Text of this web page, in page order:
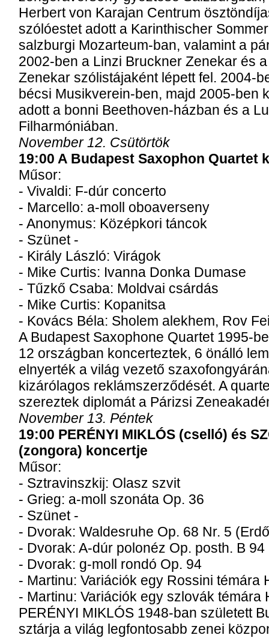
Herbert von Karajan Centrum
szólóestet adott a Karinthischer
salzburgi Mozarteum-ban, valamint a
2002-ben a Linzi Bruckner Zenekar és
Zenekar szólistájaként lépett fel. 2004-
bécsi Musikverein-ben, majd 2005-ben
adott a bonni Beethoven-házban és a
Filharmóniában.
November 12. Csütörtök
19:00 A Budapest Saxophon Quartet
Műsor:
- Vivaldi: F-dúr concerto
- Marcello: a-moll oboaverseny
- Anonymus: Középkori táncok
- Szünet -
- Király László: Virágok
- Mike Curtis: Ivanna Donka Dumase
- Tűzkő Csaba: Moldvai csárdás
- Mike Curtis: Kopanitsa
- Kovács Béla: Sholem alekhem, Rov
A Budapest Saxophone Quartet 1995-
12 országban koncerteztek, 6 önálló
elnyerték a világ vezető
kizárólagos reklámszerződését. A
szereztek diplomát a Párizsi
November 13. Péntek
19:00 PERÉNYI MIKLÓS (cselló) és
(zongora) koncertje
Műsor:
- Sztravinszkij: Olasz szvit
- Grieg: a-moll szonáta Op. 36
- Szünet -
- Dvorak: Waldesruhe Op. 68 Nr. 5
- Dvorak: A-dúr polonéz Op. posth. B 94
- Dvorak: g-moll rondó Op. 94
- Martinu: Variációk egy Rossini témára
- Martinu: Variációk egy szlovák témára
PERÉNYI MIKLÓS 1948-ban született
sztárja a világ legfontosabb zenei